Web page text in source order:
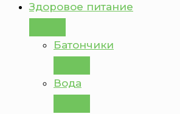
Здоровое питание
Батончики
Вода